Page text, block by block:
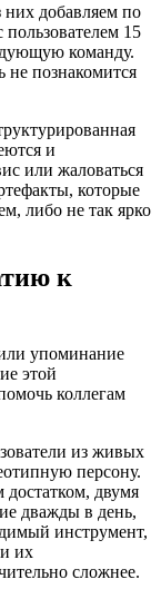
добавляем по
15
команду.
не познакомится
и
или жаловаться
которые
либо не так ярко
к
упоминание
этой
коллегам
из живых
персону.
двумя
дважды в день,
инструмент,
их
сложнее.